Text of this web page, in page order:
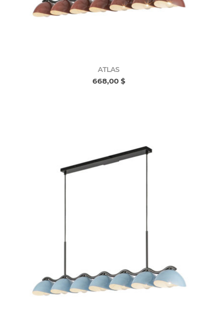
ATLAS
668,00 $